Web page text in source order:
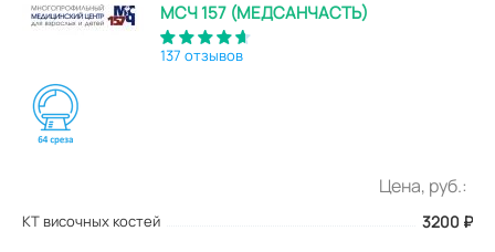
МСЧ 157 (МЕДСАНЧАСТЬ)
137 отзывов
Цена, руб.:
КТ височных костей 3200 ₽